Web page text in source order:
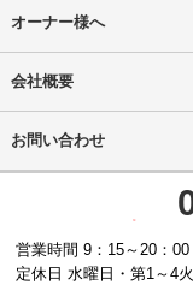
オーナー様へ
会社概要
お問い合わせ
営業時間 9：15～20：00
定休日 水曜日・第1～